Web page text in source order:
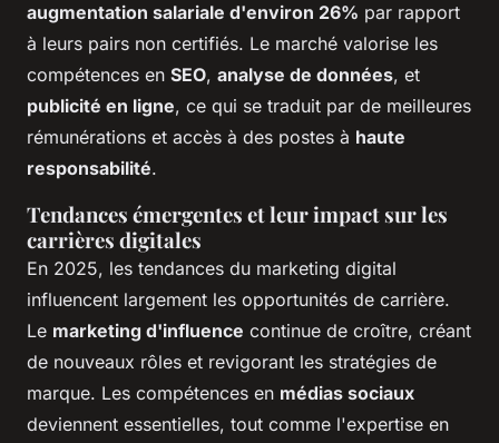
augmentation salariale d'environ 26% par rapport
à leurs pairs non certifiés. Le marché valorise les
compétences en SEO, analyse de données, et
publicité en ligne, ce qui se traduit par de meilleures
rémunérations et accès à des postes à haute
responsabilité.
Tendances émergentes et leur impact sur les
carrières digitales
En 2025, les tendances du marketing digital
influencent largement les opportunités de carrière.
Le marketing d'influence continue de croître, créant
de nouveaux rôles et revigorant les stratégies de
marque. Les compétences en médias sociaux
deviennent essentielles, tout comme l'expertise en